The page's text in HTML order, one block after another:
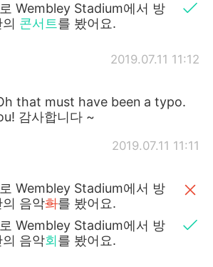
Wembley Stadium에서 방
콘서트를 봤어요.
2019.07.11 11:12
that must have been a typo.
감사합니다 ~
2019.07.11 11:11
Wembley Stadium에서 방
의 음악희를 봤어요.
Wembley Stadium에서 방
의 음악회를 봤어요.